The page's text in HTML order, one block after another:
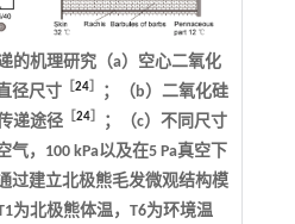
的机理研究（a）空心二氧化
径尺寸［ 24］
；（b）二氧化硅
递途径［ 24］
；（c）不同尺寸
，100 kPa以及在5 Pa真空下
过建立北极熊毛发微观结构模
为北极熊体温，T6为环境温